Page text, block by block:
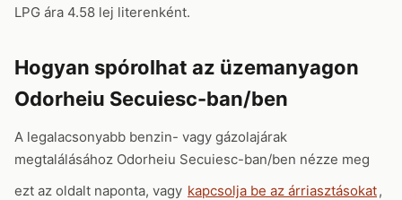
LPG ára 4.58 lej literenként.
Hogyan spórolhat az üzemanyagon
Odorheiu Secuiesc-ban/ben
A legalacsonyabb benzin- vagy gázolajárak
megtalálásához Odorheiu Secuiesc-ban/ben nézze meg
ezt az oldalt naponta, vagy kapcsolja be az árriasztásokat,